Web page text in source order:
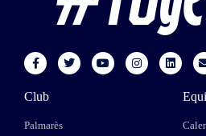
Club
Palmarès